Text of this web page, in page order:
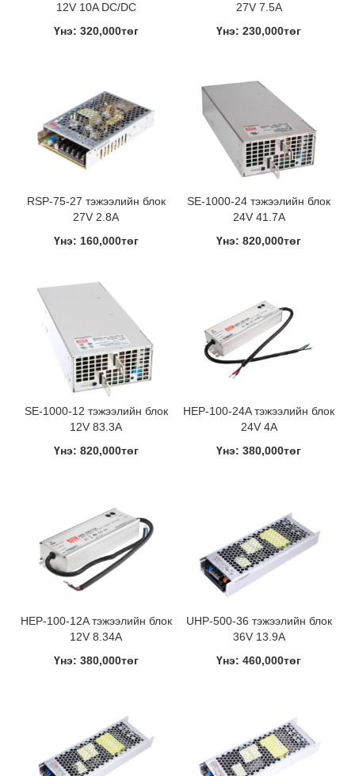
12V 10A DC/DC
Үнэ: 320,000төг
27V 7.5A
Үнэ: 230,000төг
RSP-75-27 тэжээлийн блок
27V 2.8A
Үнэ: 160,000төг
SE-1000-24 тэжээлийн блок
24V 41.7A
Үнэ: 820,000төг
SE-1000-12 тэжээлийн блок
12V 83.3A
Үнэ: 820,000төг
HEP-100-24A тэжээлийн блок
24V 4A
Үнэ: 380,000төг
HEP-100-12A тэжээлийн блок
12V 8.34A
Үнэ: 380,000төг
UHP-500-36 тэжээлийн блок
36V 13.9A
Үнэ: 460,000төг